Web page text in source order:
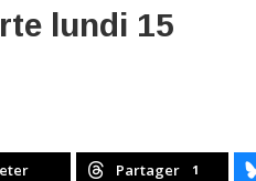
lundi 15
Partager 1